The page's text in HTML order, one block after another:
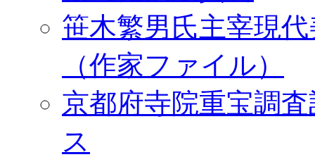
笹木繁男氏主宰現
（作家ファイル）
京都府寺院重宝調
ス